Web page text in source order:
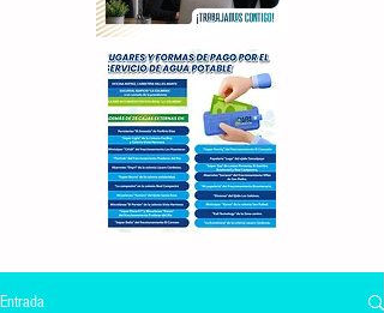
Entrada